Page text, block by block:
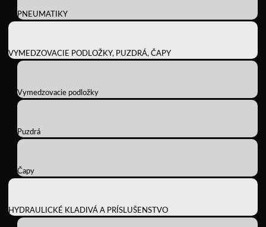
PNEUMATIKY
VYMEDZOVACIE PODLOŽKY, PUZDRÁ, ČAPY
Vymedzovacie podložky
Puzdrá
Čapy
HYDRAULICKÉ KLADIVÁ A PRÍSLUŠENSTVO